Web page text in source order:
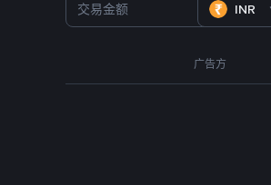
INR
广告方